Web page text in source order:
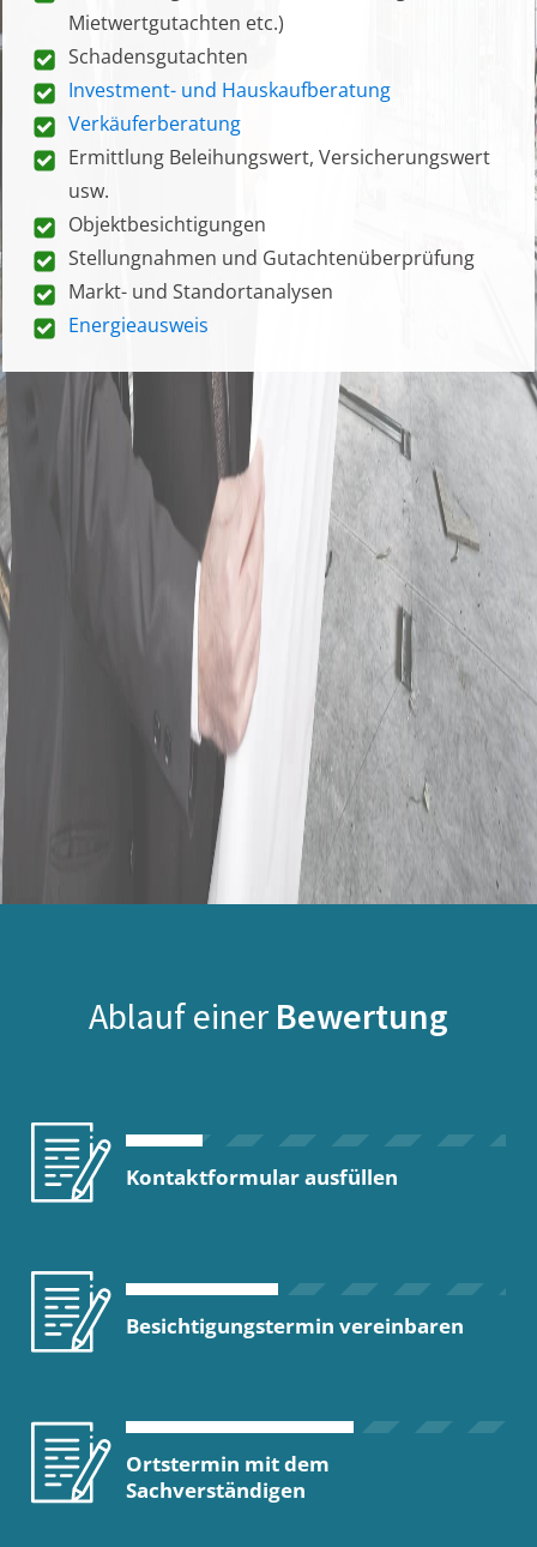
Mietwertgutachten etc.)
Schadensgutachten
Investment- und Hauskaufberatung
Verkäuferberatung
Ermittlung Beleihungswert, Versicherungswert
usw.
Objektbesichtigungen
Stellungnahmen und Gutachtenüberprüfung
Markt- und Standortanalysen
Energieausweis
Ablauf einer Bewertung
Kontaktformular ausfüllen
Besichtigungstermin vereinbaren
Ortstermin mit dem
Sachverständigen